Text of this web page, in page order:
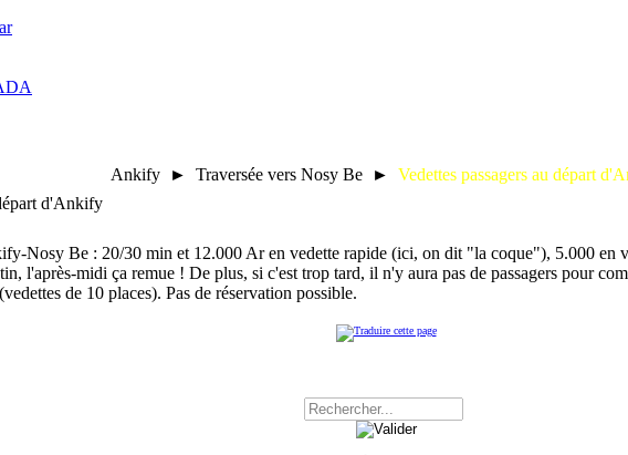
Ankify ► Traversée vers Nosy Be ► Vedettes passagers au départ
d'Ankify
Nosy Be : 20/30 min et 12.000 Ar en vedette rapide (ici, on dit "la coque"), 5.000 en
l'après-midi ça remue ! De plus, si c'est trop tard, il n'y aura pas de passagers pour
de 10 places). Pas de réservation possible.